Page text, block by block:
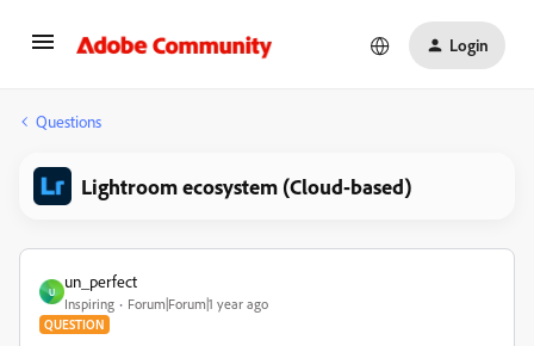
Login
Questions
Lightroom ecosystem (Cloud-based)
U
un_perfect
Inspiring Forum|Forum|1 year ago
QUESTION